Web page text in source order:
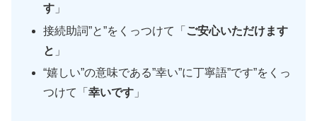
す 」
接続助詞”と”をくっつけて「 ご安心いただけます
と 」
“嬉しい”の意味である”幸い”に丁寧語”です”をくっ
つけて「幸いです 」